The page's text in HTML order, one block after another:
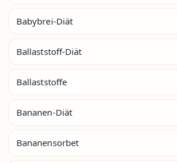
Babybrei-Diät
Ballaststoff-Diät
Ballaststoffe
Bananen-Diät
Bananensorbet